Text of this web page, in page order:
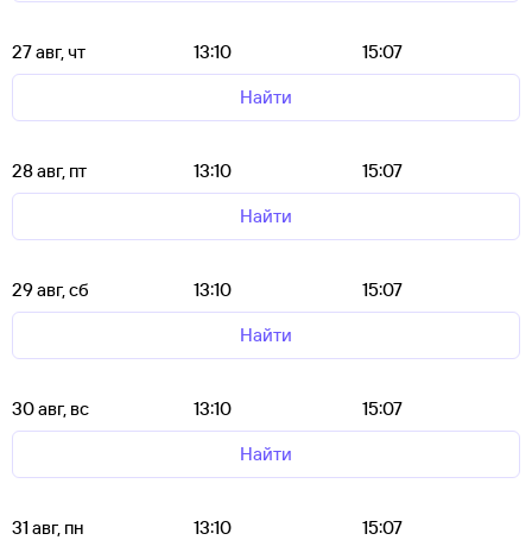
27 авг, чт 13:10
15:07
Найти
28 авг, пт 13:10
15:07
Найти
29 авг, сб 13:10
15:07
Найти
30 авг, вс 13:10
15:07
Найти
31 авг, пн 13:10
15:07